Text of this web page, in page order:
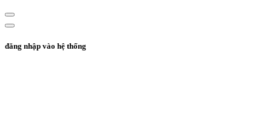
đăng nhập vào hệ thống